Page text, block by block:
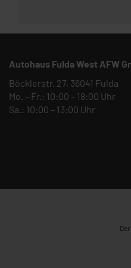
Autohaus Fulda West AFW
Böcklerstr. 27, 36041 Fulda
Mo. – Fr.: 10:00 – 18:00 Uhr
Sa.: 10:00 – 13:00 Uhr